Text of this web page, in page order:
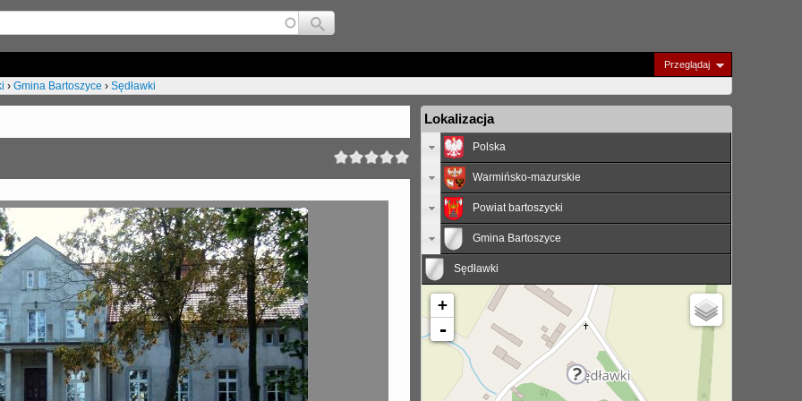
Jump to navigation
Przeglądaj
› Gmina Bartoszyce › Sędławki
Lokalizacja
Polska
Warmińsko-mazurskie
Powiat bartoszycki
Gmina Bartoszyce
Sędławki
+
-